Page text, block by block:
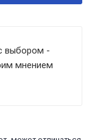
выбором -
мнением